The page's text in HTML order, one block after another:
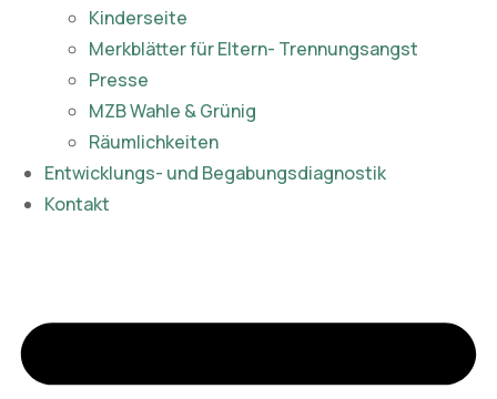
Kinderseite
Merkblätter für Eltern- Trennungsangst
Presse
MZB Wahle & Grünig
Räumlichkeiten
Entwicklungs- und Begabungsdiagnostik
Kontakt